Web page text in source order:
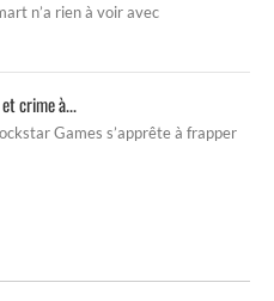
n’a rien à voir avec
crime à...
Games s’apprête à frapper